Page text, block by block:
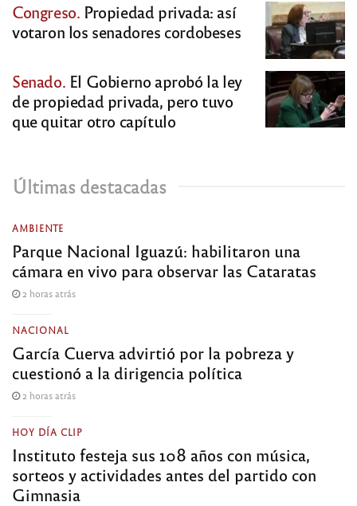
Congreso. Propiedad privada: así
votaron los senadores cordobeses
Senado. El Gobierno aprobó la ley
de propiedad privada, pero tuvo
que quitar otro capítulo
Últimas destacadas
AMBIENTE
Parque Nacional Iguazú: habilitaron una
cámara en vivo para observar las Cataratas
2 horas atrás
NACIONAL
García Cuerva advirtió por la pobreza y
cuestionó a la dirigencia política
2 horas atrás
HOY DÍA CLIP
Instituto festeja sus 108 años con música,
sorteos y actividades antes del partido con
Gimnasia